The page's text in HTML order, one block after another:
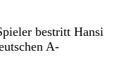
bestritt Hansi
A-